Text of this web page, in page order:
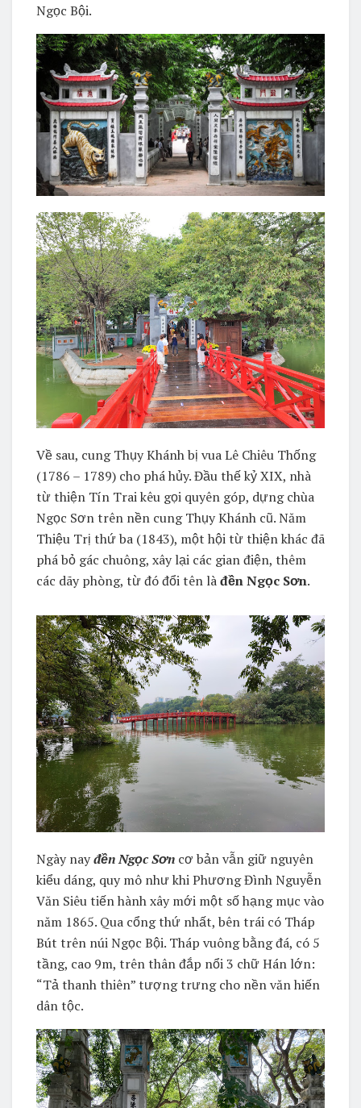
Ngọc Bội.
Về sau, cung Thụy Khánh bị vua Lê Chiêu Thống
(1786 – 1789) cho phá hủy. Đầu thế kỷ XIX, nhà
từ thiện Tín Trai kêu gọi quyên góp, dựng chùa
Ngọc Sơn trên nền cung Thụy Khánh cũ. Năm
Thiệu Trị thứ ba (1843), một hội từ thiện khác đã
phá bỏ gác chuông, xây lại các gian điện, thêm
các dãy phòng, từ đó đổi tên làđền Ngọc Sơn.
Ngày nayđền Ngọc Sơn cơ bản vẫn giữ nguyên
kiểu dáng, quy mô như khi Phương Đình Nguyễn
Văn Siêu tiến hành xây mới một số hạng mục vào
năm 1865. Qua cổng thứ nhất, bên trái có Tháp
Bút trên núi Ngọc Bội. Tháp vuông bằng đá, có 5
tầng, cao 9m, trên thân đắp nổi 3 chữ Hán lớn:
“Tả thanh thiên” tượng trưng cho nền văn hiến
dân tộc.